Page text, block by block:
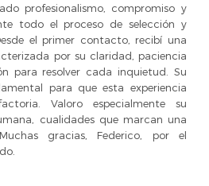
profesionalismo, compromiso y
todo el proceso de selección y
el primer contacto, recibí una
por su claridad, paciencia
para resolver cada inquietud. Su
para que esta experiencia
Valoro especialmente su
cualidades que marcan una
gracias, Federico, por el